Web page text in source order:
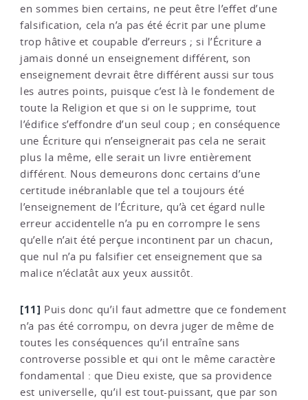
en sommes bien certains, ne peut être l’effet d’une
falsification, cela n’a pas été écrit par une plume
trop hâtive et coupable d’erreurs ; si l’Écriture a
jamais donné un enseignement différent, son
enseignement devrait être différent aussi sur tous
les autres points, puisque c’est là le fondement de
toute la Religion et que si on le supprime, tout
l’édifice s’effondre d’un seul coup ; en conséquence
une Écriture qui n’enseignerait pas cela ne serait
plus la même, elle serait un livre entièrement
différent. Nous demeurons donc certains d’une
certitude inébranlable que tel a toujours été
l’enseignement de l’Écriture, qu’à cet égard nulle
erreur accidentelle n’a pu en corrompre le sens
qu’elle n’ait été perçue incontinent par un chacun,
que nul n’a pu falsifier cet enseignement que sa
malice n’éclatât aux yeux aussitôt.
[11] Puis donc qu’il faut admettre que ce fondement
n’a pas été corrompu, on devra juger de même de
toutes les conséquences qu’il entraîne sans
controverse possible et qui ont le même caractère
fondamental : que Dieu existe, que sa providence
est universelle, qu’il est tout-puissant, que par son